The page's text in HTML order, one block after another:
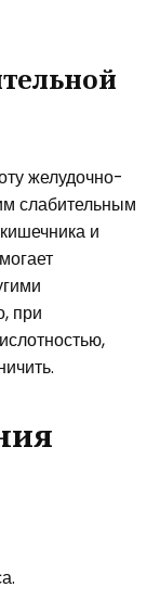
желудочно-
слабительным
и
при